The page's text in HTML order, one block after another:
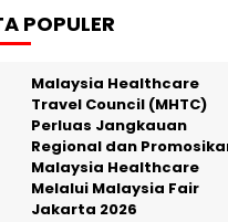
POPULER
Malaysia Healthcare
Travel Council (MHTC)
Perluas Jangkauan
Regional dan
Malaysia Healthcare
Melalui Malaysia Fair
Jakarta 2026